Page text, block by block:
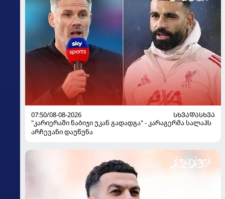
07:50/08-08-2026
ᲡᲮᲕᲐᲓᲐᲡᲮᲕᲐ
"კარიერაში ნაბიჯი უკან გადადგა" - კარაგერმა სალაჰს
არჩევანი დაუწუნა